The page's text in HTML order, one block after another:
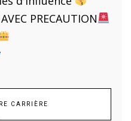
PRECAUTION
CARRIÈRE